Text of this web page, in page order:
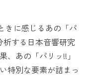
きに感じるあの「パ
析する日本音響研究
、あの「パリッ!!」
特別な要素が詰まっ